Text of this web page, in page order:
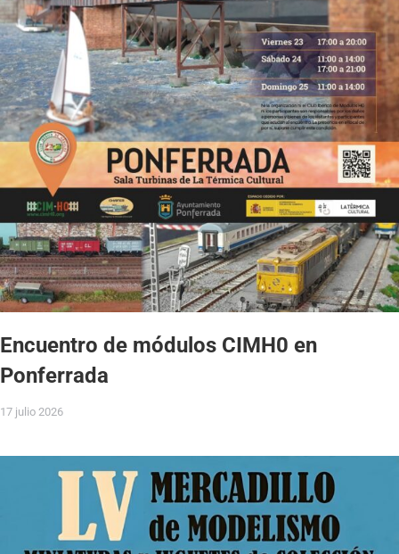
Encuentro de módulos CIMH0 en
Ponferrada
17 julio 2026